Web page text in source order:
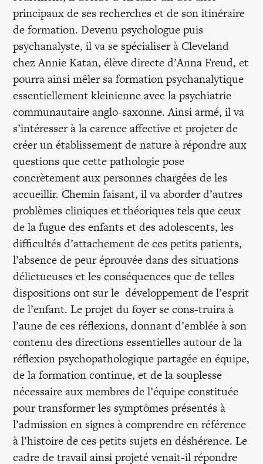
principaux de ses recherches et de son itinéraire
de formation. Devenu psychologue puis
psychanalyste, il va se spécialiser à Cleveland
chez Annie Katan, élève directe d’Anna Freud, et
pourra ainsi mêler sa formation psychanalytique
essentiellement kleinienne avec la psychiatrie
communautaire anglo-saxonne. Ainsi armé, il va
s’intéresser à la carence affective et projeter de
créer un établissement de nature à répondre aux
questions que cette pathologie pose
concrètement aux personnes chargées de les
accueillir. Chemin faisant, il va aborder d’autres
problèmes cliniques et théoriques tels que ceux
de la fugue des enfants et des adolescents, les
difficultés d’attachement de ces petits patients,
l’absence de peur éprouvée dans des situations
délictueuses et les conséquences que de telles
dispositions ont sur le développement de l’esprit
de l’enfant. Le projet du foyer se cons-truira à
l’aune de ces réflexions, donnant d’emblée à son
contenu des directions essentielles autour de la
réflexion psychopathologique partagée en équipe,
de la formation continue, et de la souplesse
nécessaire aux membres de l’équipe constituée
pour transformer les symptômes présentés à
l’admission en signes à comprendre en référence
à l’histoire de ces petits sujets en déshérence. Le
cadre de travail ainsi projeté venait-il répondre